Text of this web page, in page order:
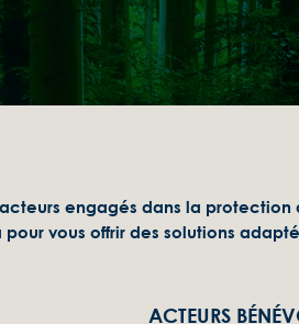
engagés dans la protection
pour vous offrirdes solutions
ACTEURS